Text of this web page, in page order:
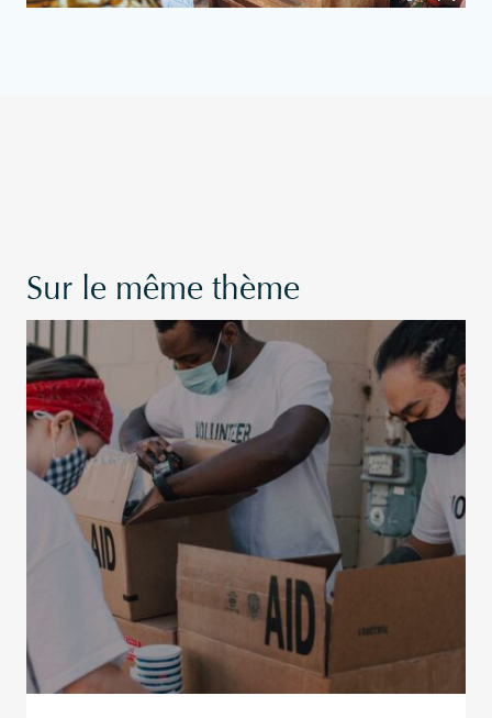
Sur le même thème